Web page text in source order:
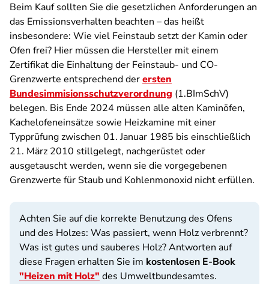
Beim Kauf sollten Sie die gesetzlichen Anforderungen an
das Emissionsverhalten beachten – das heißt
insbesondere: Wie viel Feinstaub setzt der Kamin oder
Ofen frei? Hier müssen die Hersteller mit einem
Zertifikat die Einhaltung der Feinstaub- und CO-
Grenzwerte entsprechend derersten
Bundesimmisionsschutzverordnung (1.BImSchV)
belegen. Bis Ende 2024 müssen alle alten Kaminöfen,
Kachelofeneinsätze sowie Heizkamine mit einer
Typprüfung zwischen 01. Januar 1985 bis einschließlich
21. März 2010 stillgelegt, nachgerüstet oder
ausgetauscht werden, wenn sie die vorgegebenen
Grenzwerte für Staub und Kohlenmonoxid nicht erfüllen.
Achten Sie auf die korrekte Benutzung des Ofens
und des Holzes: Was passiert, wenn Holz verbrennt?
Was ist gutes und sauberes Holz? Antworten auf
diese Fragen erhalten Sie im kostenlosen E-Book
"Heizen mit Holz" des Umweltbundesamtes.